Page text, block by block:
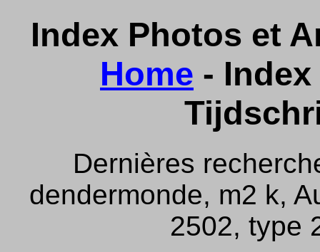
Index Photos et
Home -
Dernières
dendermonde, m2 k,
2502, type